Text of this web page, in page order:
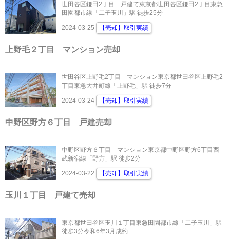
世田谷区鎌田2丁目 戸建て東京都世田谷区鎌田2丁目東急
田園都市線「二子玉川」駅 徒歩25分
2024-03-25 【売却】取引実績
上野毛２丁目 マンション売却
世田谷区上野毛2丁目 マンション東京都世田谷区上野毛2
丁目東急大井町線「上野毛」駅 徒歩7分
2024-03-24 【売却】取引実績
中野区野方６丁目 戸建売却
中野区野方６丁目 マンション東京都中野区野方6丁目西
武新宿線「野方」駅 徒歩2分
2024-03-22 【売却】取引実績
玉川１丁目 戸建て売却
東京都世田谷区玉川１丁目東急田園都市線「二子玉川」駅
徒歩3分令和6年3月成約